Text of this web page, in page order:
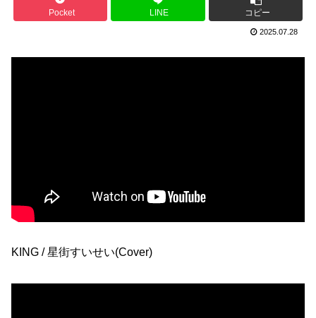
Pocket LINE コピー
2025.07.28
KING / 星街すいせい(Cover)